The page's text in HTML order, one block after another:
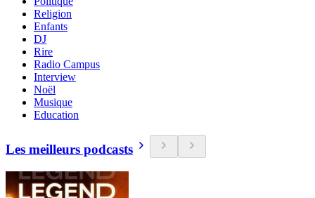
Religion
Enfants
DJ
Rire
Radio Campus
Interview
Noël
Musique
Education
Les meilleurs podcasts